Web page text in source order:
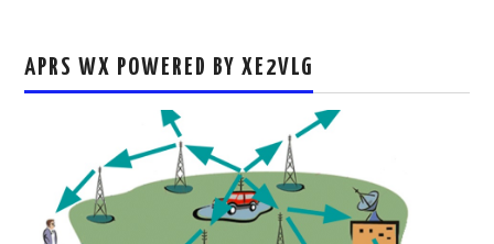
APRS WX POWERED BY XE2VLG